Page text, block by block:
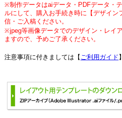
※制作データはaiデータ・PDFデータ・
ルにして、購入お手続き時に【デザイン
信・ご入稿ください。
※jpeg等画像データでのデザイン・レイ
ますので、予めご了承ください。
注意事項に付きましては【 ご利用ガイド